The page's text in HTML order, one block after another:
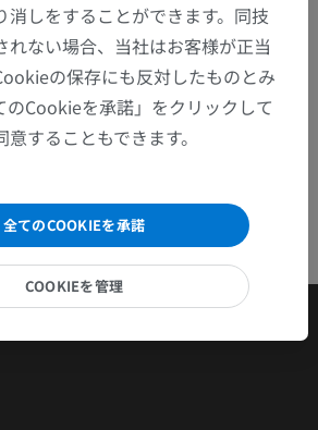
消しをすることができます。同技
れない場合、当社はお客様が正当
の保存にも反対したものとみ
のCookieを承諾」をクリックして
することもできます。
全てのCOOKIEを承諾
COOKIEを管理